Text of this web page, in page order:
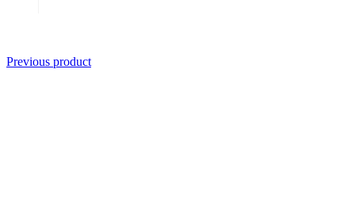
Previous product